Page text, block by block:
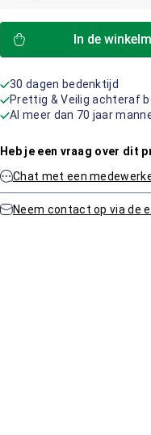
In de
30 dagen bedenktijd
Prettig & Veilig achteraf
Al meer dan 70 jaar
Heb je een vraag over dit
Chat met een
Neem contact op via de